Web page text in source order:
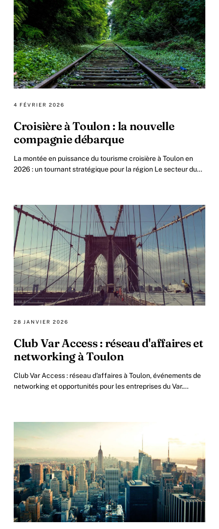
4 FÉVRIER 2026
Croisière à Toulon : la nouvelle
compagnie débarque
La montée en puissance du tourisme croisière à Toulon en
2026 : un tournant stratégique pour la région Le secteur du
28 JANVIER 2026
Club Var Access : réseau d'affaires et
networking à Toulon
Club Var Access : réseau d'affaires à Toulon, événements de
networking et opportunités pour les entreprises du Var.